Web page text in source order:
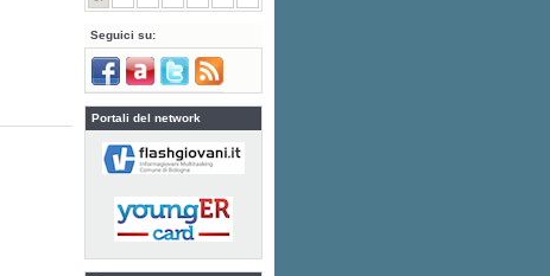
Seguici su:
Portali del network